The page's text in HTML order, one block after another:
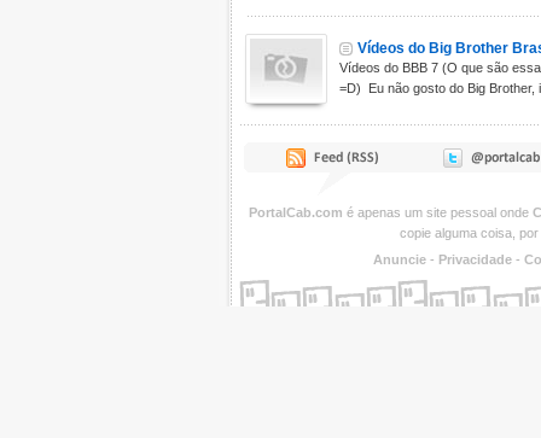
Vídeos do Big Brother
Vídeos do BBB 7 (O que são
=D) Eu não gosto do Big Brother,
PortalCab.com é apenas um site pessoal onde
copie alguma coisa,
Anuncie - Privacidade -